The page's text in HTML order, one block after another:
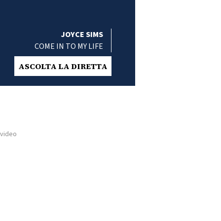
JOYCE SIMS
COME IN TO MY LIFE
ASCOLTA LA DIRETTA